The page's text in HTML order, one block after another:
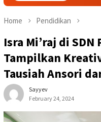
Home Pendidikan
Isra Mi’raj di SDN
Tampilkan
Tausiah Ansori
Sayyev
February 24, 2024